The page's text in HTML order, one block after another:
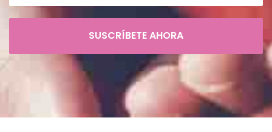
SUSCRÍBETE AHORA